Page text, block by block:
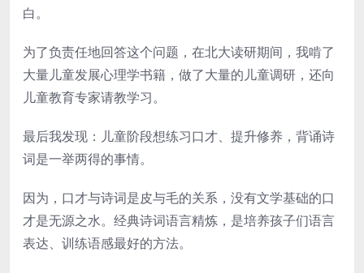
白。
为了负责任地回答这个问题，在北大读研期间，我啃了
大量儿童发展心理学书籍，做了大量的儿童调研，还向
儿童教育专家请教学习。
最后我发现：儿童阶段想练习口才、提升修养，背诵诗
词是一举两得的事情。
因为，口才与诗词是皮与毛的关系，没有文学基础的口
才是无源之水。经典诗词语言精炼，是培养孩子们语言
表达、训练语感最好的方法。